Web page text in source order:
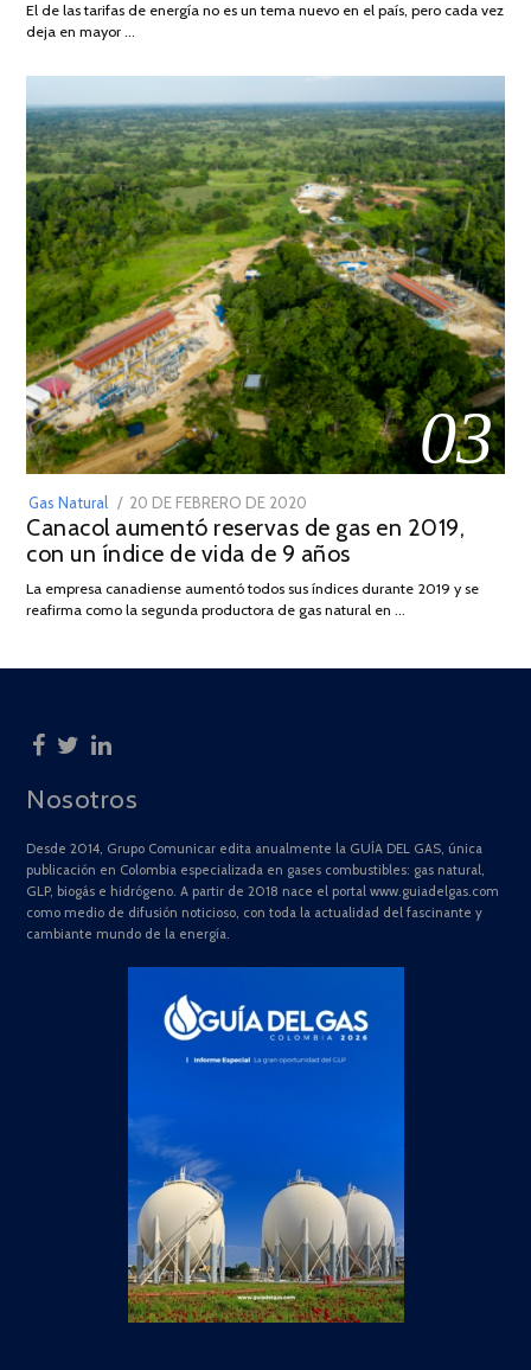
DE
El de las tarifas de energía no es un tema nuevo en el país, pero cada vez
deja en mayor …
03
Gas Natural
POSTED
ON
20 DE FEBRERO DE 2020
DE
JULIO
2025
Canacol aumentó reservas de gas en 2019,
con un índice de vida de 9 años
La empresa canadiense aumentó todos sus índices durante 2019 y se
reafirma como la segunda productora de gas natural en …
Nosotros
Desde 2014, Grupo Comunicar edita anualmente la GUÍA DEL GAS, única
publicación en Colombia especializada en gases combustibles: gas natural,
GLP, biogás e hidrógeno. A partir de 2018 nace el portal www.guiadelgas.com
como medio de difusión noticioso, con toda la actualidad del fascinante y
cambiante mundo de la energía.